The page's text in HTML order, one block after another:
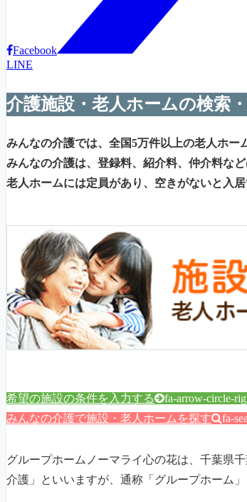
Facebook
LINE
介護施設・老人ホームの検索
みんなの介護では、全国5万件以上の老人ホー
みんなの介護は、登録料、紹介料、仲介料な
老人ホームには定員があり、空きがないと入
希望の施設の条件を入力する fa-arrow-circle-
みんなの介護で施設・老人ホームを探す fa-
グループホームノーマライ心の花は、千葉県
介護」といいますが、通称「グループホーム